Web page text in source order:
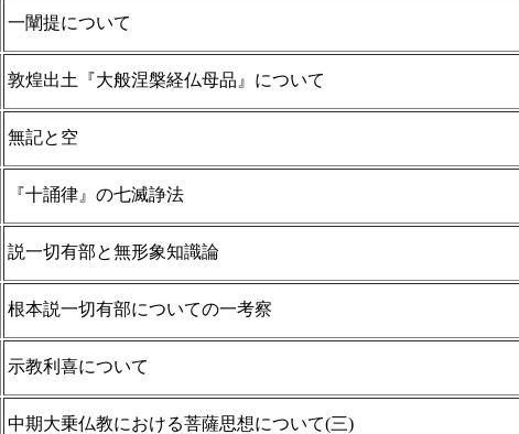
一闡提について
敦煌出土『大般涅槃経仏母品』について
無記と空
『十誦律』の七滅諍法
説一切有部と無形象知識論
根本説一切有部についての一考察
示教利喜について
中期大乗仏教における菩薩思想について(三)